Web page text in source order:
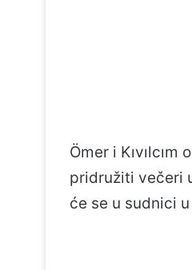
Ömer i
pridružiti večeri
će se u sudnici